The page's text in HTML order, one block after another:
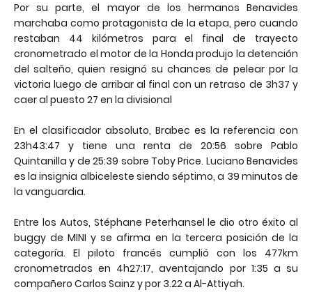
Por su parte, el mayor de los hermanos Benavides
marchaba como protagonista de la etapa, pero cuando
restaban 44 kilómetros para el final de trayecto
cronometrado el motor de la Honda produjo la detención
del salteño, quien resignó su chances de pelear por la
victoria luego de arribar al final con un retraso de 3h37 y
caer al puesto 27 en la divisional
En el clasificador absoluto, Brabec es la referencia con
23h43:47 y tiene una renta de 20:56 sobre Pablo
Quintanilla y de 25:39 sobre Toby Price. Luciano Benavides
es la insignia albiceleste siendo séptimo, a 39 minutos de
la vanguardia.
Entre los Autos, Stéphane Peterhansel le dio otro éxito al
buggy de MINI y se afirma en la tercera posición de la
categoría. El piloto francés cumplió con los 477km
cronometrados en 4h27:17, aventajando por 1:35 a su
compañero Carlos Sainz y por 3.22 a Al-Attiyah.